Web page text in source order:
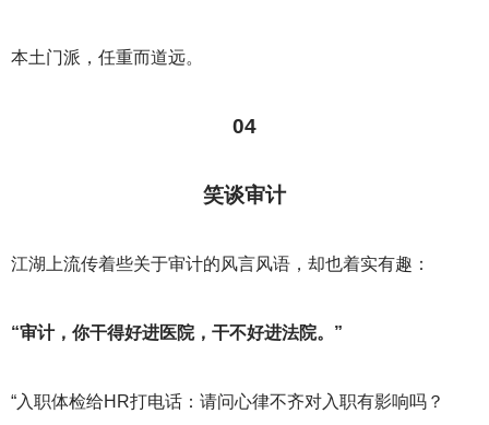
本土门派，任重而道远。
04
笑谈审计
江湖上流传着些关于审计的风言风语，却也着实有趣：
“审计，你干得好进医院，干不好进法院。”
“入职体检给HR打电话：请问心律不齐对入职有影响吗？